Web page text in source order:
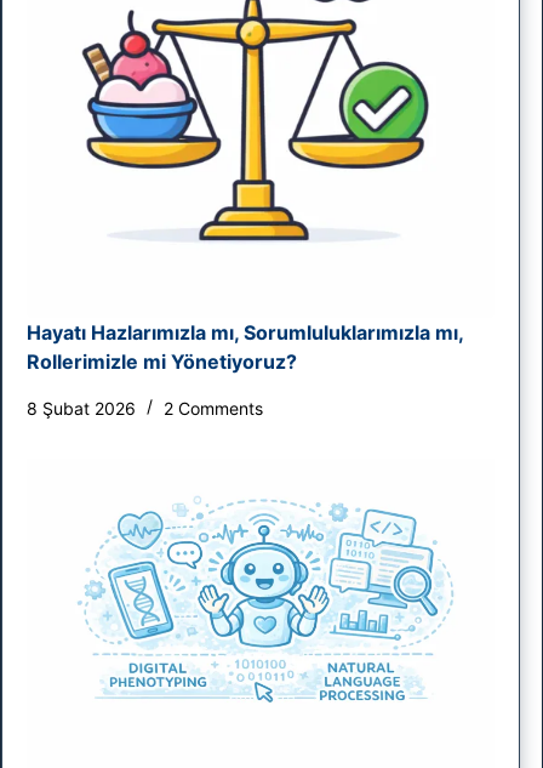
Hayatı Hazlarımızla mı, Sorumluluklarımızla mı,
Rollerimizle mi Yönetiyoruz?
8 Şubat 2026 2 Comments